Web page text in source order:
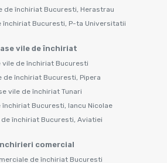
de închiriat Bucuresti, Herastrau
închiriat Bucuresti, P-ta Universitatii
vile de închiriat
vile de închiriat Bucuresti
de închiriat Bucuresti, Pipera
vile de închiriat Tunari
închiriat Bucuresti, Iancu Nicolae
de închiriat Bucuresti, Aviatiei
comercial
de închiriat Bucuresti